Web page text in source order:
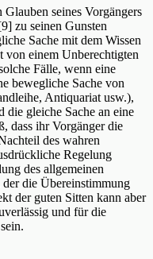
seines Vorgängers
zu seinen Gunsten
Sache mit dem Wissen
von einem Unberechtigten
Fälle, wenn eine
bewegliche Sache von
Antiquariat usw.),
gleiche Sache an eine
dass ihr Vorgänger die
des wahren
Regelung
des allgemeinen
die Übereinstimmung
der guten Sitten kann aber
und für die